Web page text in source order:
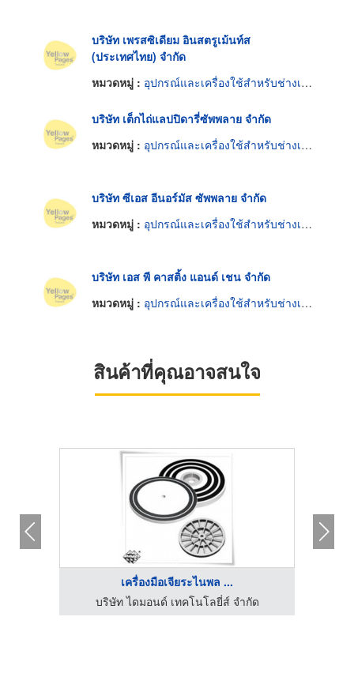
บริษัท เพรสซิเดียม อินสตรูเม้นท์ส
(ประเทศไทย) จำกัด
หมวดหมู่ : อุปกรณ์และเครื่องใช้สำหรับช่างเพชรพลอยและทองรูปพรรณ
บริษัท เต็กไถ่แลปปิดารี่ซัพพลาย จำกัด
หมวดหมู่ : อุปกรณ์และเครื่องใช้สำหรับช่างเพชรพลอยและทองรูปพรรณ
บริษัท ซีเอส อีนอร์มัส ซัพพลาย จำกัด
หมวดหมู่ : อุปกรณ์และเครื่องใช้สำหรับช่างเพชรพลอยและทองรูปพรรณ
บริษัท เอส พี คาสติ้ง แอนด์ เชน จำกัด
หมวดหมู่ : อุปกรณ์และเครื่องใช้สำหรับช่างเพชรพลอยและทองรูปพรรณ
สินค้าที่คุณอาจสนใจ
เครื่องมือเจียระไนพล ...
บริษัท ไดมอนด์ เทคโนโลยี่ส์ จำกัด